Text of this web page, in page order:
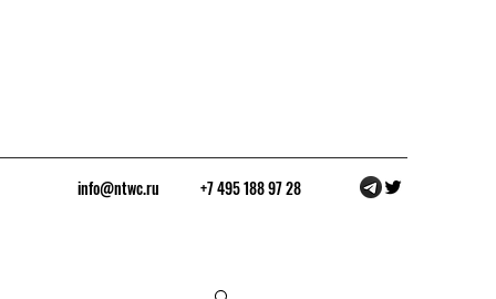
info@ntwc.ru +7 495 188 97 28